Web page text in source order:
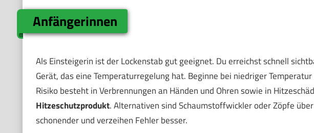
Anfängerinnen
Als Einsteigerin ist der Lockenstab gut geeignet. Du erreichst schnell
Gerät, das eine Temperaturregelung hat. Beginne bei niedriger
Risiko besteht in Verbrennungen an Händen und Ohren sowie in
Hitzeschutzprodukt. Alternativen sind Schaumstoffwickler oder Zöpfe
schonender und verzeihen Fehler besser.